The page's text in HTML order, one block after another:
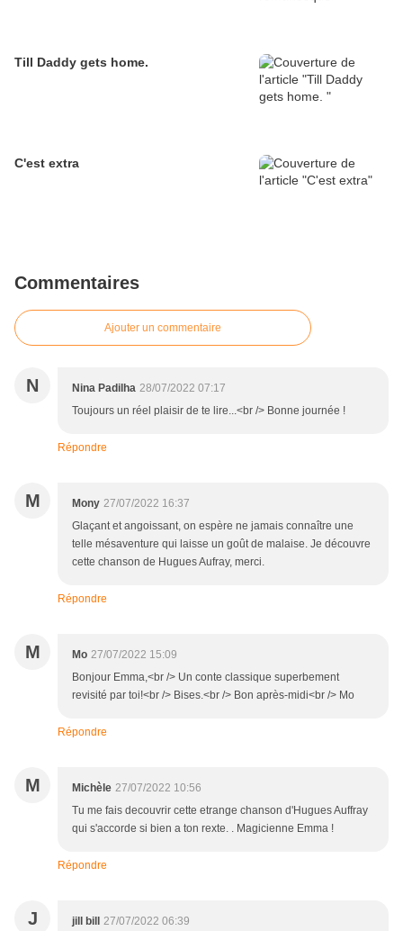
Till Daddy gets home.
C'est extra
Commentaires
Ajouter un commentaire
N Nina Padilha 28/07/2022 07:17
Toujours un réel plaisir de te lire...<br /> Bonne journée !
Répondre
M Mony 27/07/2022 16:37
Glaçant et angoissant, on espère ne jamais connaître une
telle mésaventure qui laisse un goût de malaise. Je découvre
cette chanson de Hugues Aufray, merci.
Répondre
M Mo 27/07/2022 15:09
Bonjour Emma,<br /> Un conte classique superbement
revisité par toi!<br /> Bises.<br /> Bon après-midi<br /> Mo
Répondre
M Michèle 27/07/2022 10:56
Tu me fais decouvrir cette etrange chanson d'Hugues Auffray
qui s'accorde si bien a ton rexte. . Magicienne Emma !
Répondre
J jill bill
27/07/2022 06:39